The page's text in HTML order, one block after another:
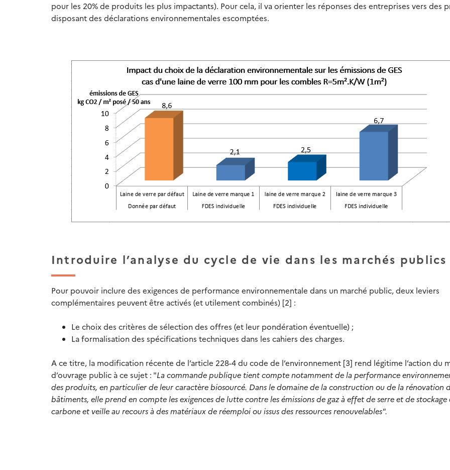
pour les 20% de produits les plus impactants). Pour cela, il va orienter les réponses des entreprises vers des
disposant des déclarations environnementales escomptées.
Introduire l’analyse du cycle de vie dans les marchés publics
Pour pouvoir inclure des exigences de performance environnementale dans un marché public, deux leviers
complémentaires peuvent être activés (et utilement combinés) [2] :
Le choix des critères de sélection des offres (et leur pondération éventuelle) ;
La formalisation des spécifications techniques dans les cahiers des charges.
A ce titre, la modification récente de l’article 228-4 du code de l’environnement [3] rend légitime l’action du
d’ouvrage public à ce sujet : "La commande publique tient compte notamment de la performance
des produits, en particulier de leur caractère biosourcé. Dans le domaine de la construction ou de la rénovation
bâtiments, elle prend en compte les exigences de lutte contre les émissions de gaz à effet de serre et de stockage
carbone et veille au recours à des matériaux de réemploi ou issus des ressources renouvelables".